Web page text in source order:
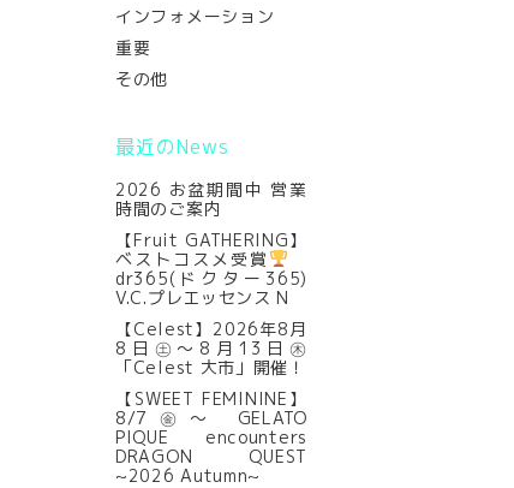
インフォメーション
重要
その他
最近のNews
2026 お盆期間中 営業
時間のご案内
【Fruit GATHERING】
ベストコスメ受賞
dr365(ドクター365)
V.C.プレエッセンス N
【Celest】2026年8月
8日㊏～8月13日㊍
「Celest 大市」開催！
【SWEET FEMININE】
8/7㊎～ GELATO
PIQUE encounters
DRAGON QUEST
~2026 Autumn~